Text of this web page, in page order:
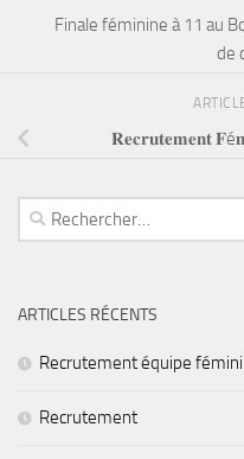
Finale féminine à 11 au
de
𝐑𝐞𝐜𝐫𝐮𝐭𝐞𝐦𝐞𝐧𝐭
Rechercher :
ARTICLES RÉCENTS
Recrutement équipe
Recrutement